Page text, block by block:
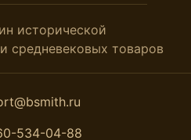
исторической
средневековых товаров
534-04-88